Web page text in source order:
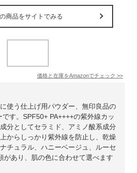
商品をサイトでみる
価格と在庫をAmazonでチェック >>
使う仕上げ用パウダー、無印良品の
す。SPF50+ PA++++の紫外線カッ
分としてセラミド、アミノ酸系成分
からしっかり紫外線を防止し、乾燥
チュラル、ハニーベージュ、ルーセ
があり、肌の色に合わせて選べます